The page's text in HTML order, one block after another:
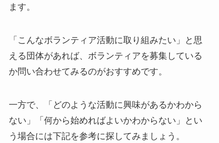
ます。
「こんなボランティア活動に取り組みたい」と思
える団体があれば、ボランティアを募集している
か問い合わせてみるのがおすすめです。
一方で、「どのような活動に興味があるかわから
ない」「何から始めればよいかわからない」とい
う場合には下記を参考に探してみましょう。